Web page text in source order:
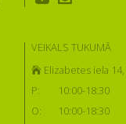
VEIKALS TUKUMĀ
Elizabetes iela
P:
10:00-18:30
O:
10:00-18:30